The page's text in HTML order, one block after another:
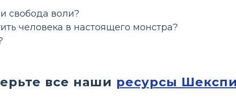
свобода воли?
человека в настоящего монстра?
все наши ресурсы